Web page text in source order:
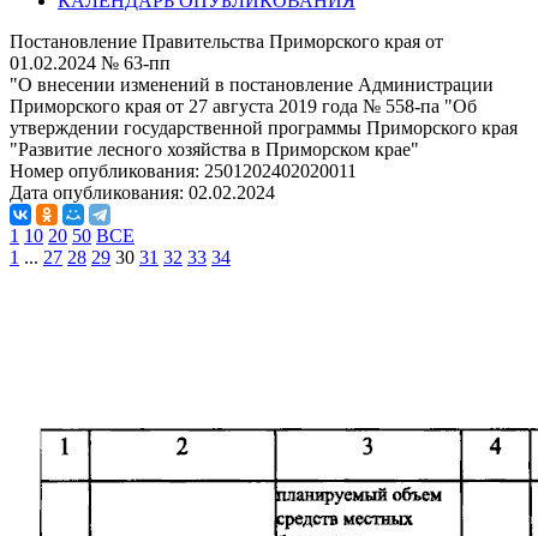
Постановление Правительства Приморского края от
01.02.2024 № 63-пп
"О внесении изменений в постановление Администрации
Приморского края от 27 августа 2019 года № 558-па "Об
утверждении государственной программы Приморского края
"Развитие лесного хозяйства в Приморском крае"
Номер опубликования: 2501202402020011
Дата опубликования: 02.02.2024
1 10 20 50 ВСЕ
1 ... 27 28 29 30 31 32 33 34